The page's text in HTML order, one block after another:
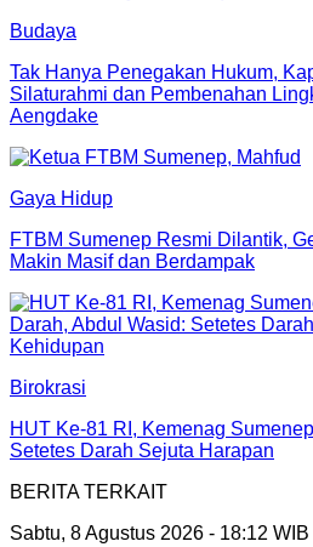
Budaya
Tak Hanya Penegakan Hukum,
Silaturahmi dan Pembenahan
Aengdake
Gaya Hidup
FTBM Sumenep Resmi Dilantik,
Makin Masif dan Berdampak
Birokrasi
HUT Ke-81 RI, Kemenag
Setetes Darah Sejuta Harapan
BERITA TERKAIT
Sabtu, 8 Agustus 2026 - 18:12 WIB